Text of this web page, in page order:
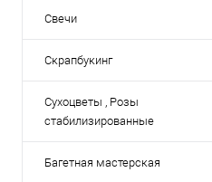
Свечи
Скрапбукинг
Сухоцветы , Розы
стабилизированные
Багетная мастерская